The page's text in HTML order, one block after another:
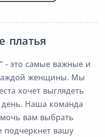
платья
- это самые важные и
женщины. Мы
хочет выглядеть
день. Наша команда
вам выбрать
подчеркнет вашу